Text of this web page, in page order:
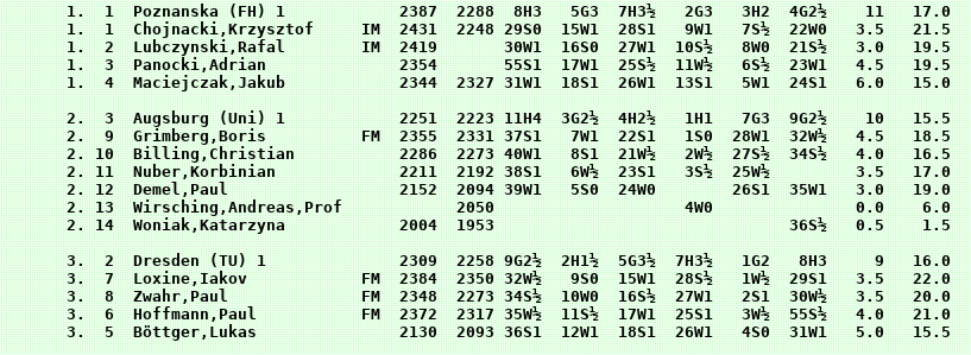
1.  1  Poznanska (FH) 1            2387  2288  8H3   5G3  7H3½   2G3   3H2  4G2½    11   17.0
1.  1  Chojnacki,Krzysztof     IM  2431  2248 29S0  15W1  28S1   9W1   7S½  22W0   3.5   21.5
1.  2  Lubczynski,Rafal        IM  2419       30W1  16S0  27W1  10S½   8W0  21S½   3.0   19.5
1.  3  Panocki,Adrian              2354       55S1  17W1  25S½  11W½   6S½  23W1   4.5   19.5
1.  4  Maciejczak,Jakub            2344  2327 31W1  18S1  26W1  13S1   5W1  24S1   6.0   15.0
2.  3  Augsburg (Uni) 1            2251  2223 11H4  3G2½  4H2½   1H1   7G3  9G2½    10   15.5
2.  9  Grimberg,Boris          FM  2355  2331 37S1   7W1  22S1   1S0  28W1  32W½   4.5   18.5
2. 10  Billing,Christian           2286  2273 40W1   8S1  21W½   2W½  27S½  34S½   4.0   16.5
2. 11  Nuber,Korbinian             2211  2192 38S1   6W½  23S1   3S½  25W½         3.5   17.0
2. 12  Demel,Paul                  2152  2094 39W1   5S0  24W0        26S1  35W1   3.0   19.0
2. 13  Wirsching,Andreas,Prof            2050                    4W0               0.0    6.0
2. 14  Woniak,Katarzyna            2004  1953                               36S½   0.5    1.5
3.  2  Dresden (TU) 1              2309  2258 9G2½  2H1½  5G3½  7H3½   1G2   8H3     9   16.0
3.  7  Loxine,Iakov            FM  2384  2350 32W½   9S0  15W1  28S½   1W½  29S1   3.5   22.0
3.  8  Zwahr,Paul              FM  2348  2273 34S½  10W0  16S½  27W1   2S1  30W½   3.5   20.0
3.  6  Hoffmann,Paul           FM  2372  2317 35W½  11S½  17W1  25S1   3W½  55S½   4.0   21.0
3.  5  Böttger,Lukas               2130  2093 36S1  12W1  18S1  26W1   4S0  31W1   5.0   15.5